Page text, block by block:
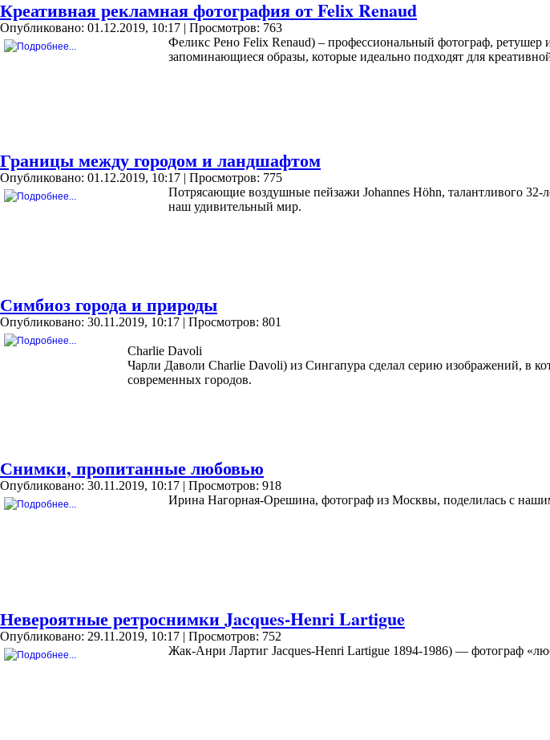
Креативная рекламная фотография от Felix Renaud
Опубликовано: 01.12.2019, 10:17 | Просмотров: 763
Феликс Рено Felix Renaud) – профессиональный фотограф, ретушер
запоминающиеся образы, которые идеально подходят для
Границы между городом и ландшафтом
Опубликовано: 01.12.2019, 10:17 | Просмотров: 775
Потрясающие воздушные пейзажи Johannes Höhn, талантливого
наш удивительный мир.
Симбиоз города и природы
Опубликовано: 30.11.2019, 10:17 | Просмотров: 801
Charlie Davoli
Чарли Даволи Charlie Davoli) из Сингапура сделал серию изображений, в
современных городов.
Снимки, пропитанные любовью
Опубликовано: 30.11.2019, 10:17 | Просмотров: 918
Ирина Нагорная-Орешина, фотограф из Москвы, поделилась с
Невероятные ретроснимки Jacques-Henri Lartigue
Опубликовано: 29.11.2019, 10:17 | Просмотров: 752
Жак-Анри Лартиг Jacques-Henri Lartigue 1894-1986) — фотограф